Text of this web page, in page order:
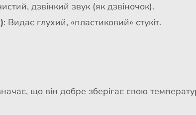
дзвінкий звук (як дзвіночок).
: Видає глухий, «пластиковий» стукіт.
що він добре зберігає свою